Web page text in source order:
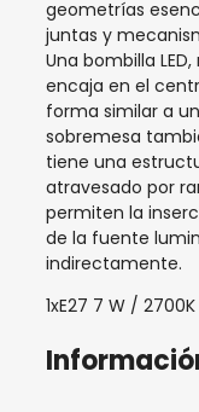
geometrías
juntas y
Una bombilla
encaja en el
forma similar a
sobremesa
tiene una
atravesado por
permiten la
de la fuente
indirectamente.
1xE27 7 W / 2700K